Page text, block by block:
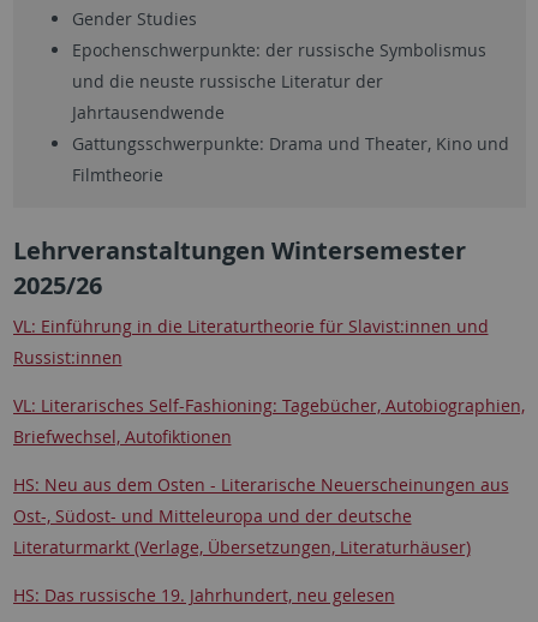
Gender Studies
Epochenschwerpunkte: der russische Symbolismus
und die neuste russische Literatur der
Jahrtausendwende
Gattungsschwerpunkte: Drama und Theater, Kino und
Filmtheorie
Lehrveranstaltungen Wintersemester
2025/26
VL: Einführung in die Literaturtheorie für Slavist:innen und
Russist:innen
VL: Literarisches Self-Fashioning: Tagebücher, Autobiographien,
Briefwechsel, Autofiktionen
HS: Neu aus dem Osten - Literarische Neuerscheinungen aus
Ost-, Südost- und Mitteleuropa und der deutsche
Literaturmarkt (Verlage, Übersetzungen, Literaturhäuser)
HS: Das russische 19. Jahrhundert, neu gelesen